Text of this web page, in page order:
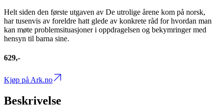
Helt siden den første utgaven av De utrolige årene kom på norsk,
har tusenvis av foreldre hatt glede av konkrete råd for hvordan man
kan møte problemsituasjoner i oppdragelsen og bekymringer med
hensyn til barna sine.
629,-
Kjøp på Ark.no
Beskrivelse